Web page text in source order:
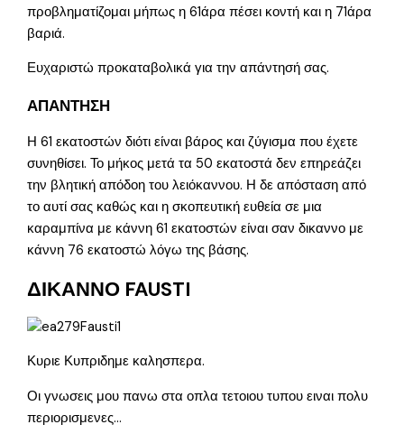
προβληματίζομαι μήπως η 61άρα πέσει κοντή και η 71άρα
βαριά.
Ευχαριστώ προκαταβολικά για την απάντησή σας.
ΑΠΑΝΤΗΣΗ
Η 61 εκατοστών διότι είναι βάρος και ζύγισμα που έχετε
συνηθίσει. Το μήκος μετά τα 50 εκατοστά δεν επηρεάζει
την βλητική απόδοη του λειόκαννου. Η δε απόσταση από
το αυτί σας καθώς και η σκοπευτική ευθεία σε μια
καραμπίνα με κάννη 61 εκατοστών είναι σαν δικαννο με
κάννη 76 εκατοστώ λόγω της βάσης.
ΔΙΚΑΝΝΟ FAUSTI
Κυριε Κυπριδημε καλησπερα.
Οι γνωσεις μου πανω στα οπλα τετοιου τυπου ειναι πολυ
περιορισμενες…